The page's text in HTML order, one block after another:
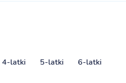
4-latki 5-latki 6-latki